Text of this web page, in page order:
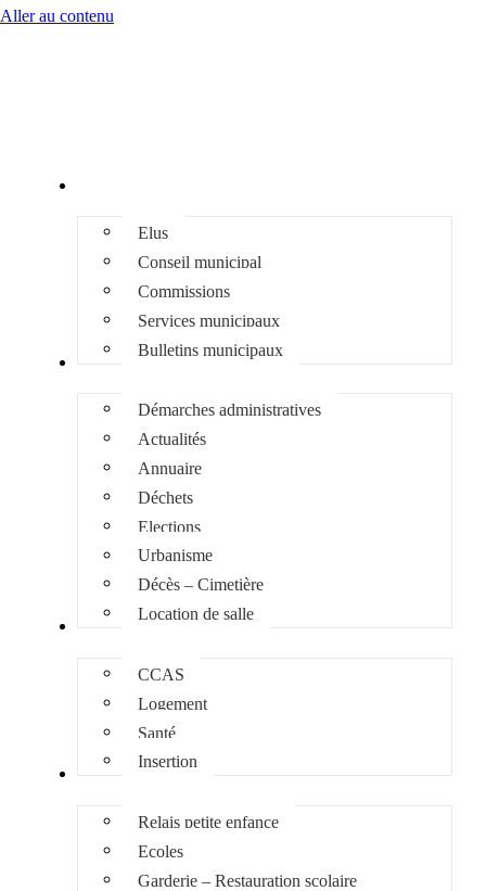
Aller au contenu
Elus
Conseil municipal
Commissions
Services municipaux
Bulletins municipaux
Démarches administratives
Actualités
Annuaire
Déchets
Elections
Urbanisme
Décès – Cimetière
Location de salle
CCAS
Logement
Santé
Insertion
Relais petite enfance
Ecoles
Garderie – Restauration scolaire